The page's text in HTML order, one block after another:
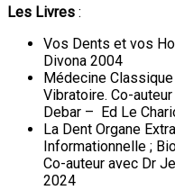
Les Livres :
Vos Dents et vos
Divona 2004
Médecine
Vibratoire. Co-
Debar – Ed Le
La Dent Organe
Informationnelle ;
Co-auteur avec Dr
2024